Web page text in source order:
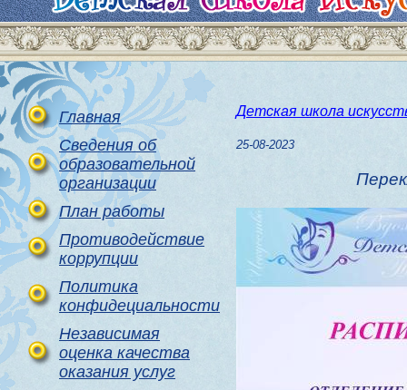
Главная
Сведения об
образовательной
организации
План работы
Противодействие
коррупции
Политика
конфидециальности
Независимая
оценка качества
оказания услуг
Детская школа
25-08-2023